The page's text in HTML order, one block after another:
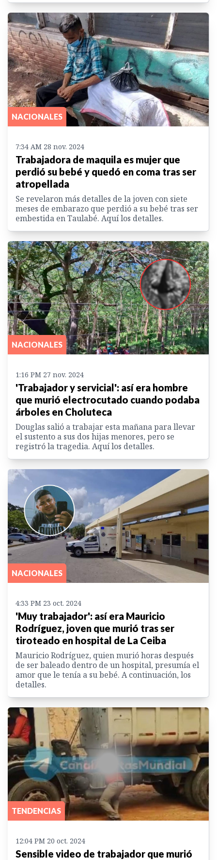
NACIONALES
7:34 AM 28 nov. 2024
Trabajadora de maquila es mujer que
perdió su bebé y quedó en coma tras ser
atropellada
Se revelaron más detalles de la joven con siete
meses de embarazo que perdió a su bebé tras ser
embestida en Taulabé. Aquí los detalles.
NACIONALES
1:16 PM 27 nov. 2024
'Trabajador y servicial': así era hombre
que murió electrocutado cuando podaba
árboles en Choluteca
Douglas salió a trabajar esta mañana para llevar
el sustento a sus dos hijas menores, pero se
registró la tragedia. Aquí los detalles.
NACIONALES
4:33 PM 23 oct. 2024
'Muy trabajador': así era Mauricio
Rodríguez, joven que murió tras ser
tiroteado en hospital de La Ceiba
Mauricio Rodríguez, quien murió horas después
de ser baleado dentro de un hospital, presumía el
amor que le tenía a su bebé. A continuación, los
detalles.
TENDENCIAS
12:04 PM 20 oct. 2024
Sensible video de trabajador que murió